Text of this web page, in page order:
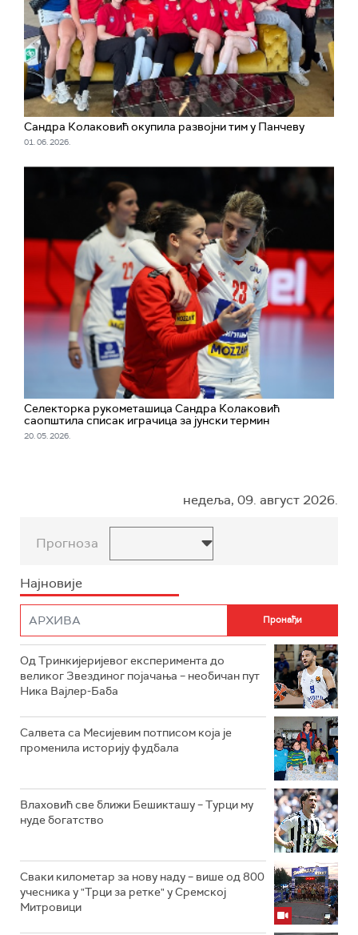
Сандра Колаковић окупила развојни тим у Панчеву
01. 06. 2026.
Селекторка рукометашица Сандра Колаковић
саопштила списак играчица за јунски термин
20. 05. 2026.
недеља, 09. август 2026.
Прогноза
Најновије
Од Тринкијеријевог експеримента до
великог Звездиног појачања – необичан пут
Ника Вајлер-Баба
Салвета са Месијевим потписом која је
променила историју фудбала
Влаховић све ближи Бешикташу – Турци му
нуде богатство
Сваки километар за нову наду – више од 800
учесника у "Трци за ретке" у Сремској
Митровици